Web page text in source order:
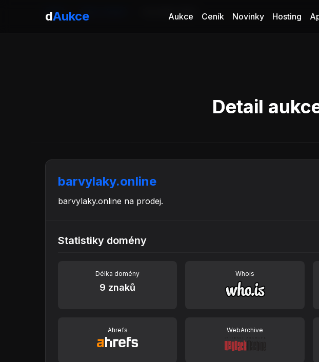
dAukce Aukce Ceník Novinky Hosting
Domů barvylaky.online
Detail
barvylaky.online
barvylaky.online na prodej.
Statistiky domény
Délka domény
9 znaků
Whois
Ahrefs WebArchive